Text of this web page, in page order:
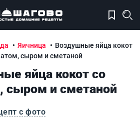
Яичница
Воздушные яйца кокот
сыром и сметаной
яйца кокот со
сыром и сметаной
с фото